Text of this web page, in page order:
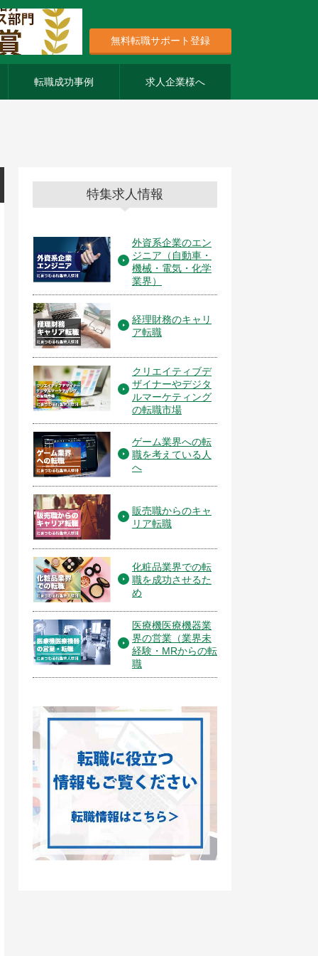
無料転職サポート登録
転職成功事例 求人企業様へ
特集求人情報
外資系企業のエン
ジニア（自動車・
機械・電気・化学
業界）
経理財務のキャリ
ア転職
クリエイティブデ
ザイナーやデジタ
ルマーケティング
の転職市場
ゲーム業界への転
職を考えている人
へ
販売職からのキャ
リア転職
化粧品業界での転
職を成功させるた
め
医療機医療機器業
界の営業（業界未
経験・MRからの転
職